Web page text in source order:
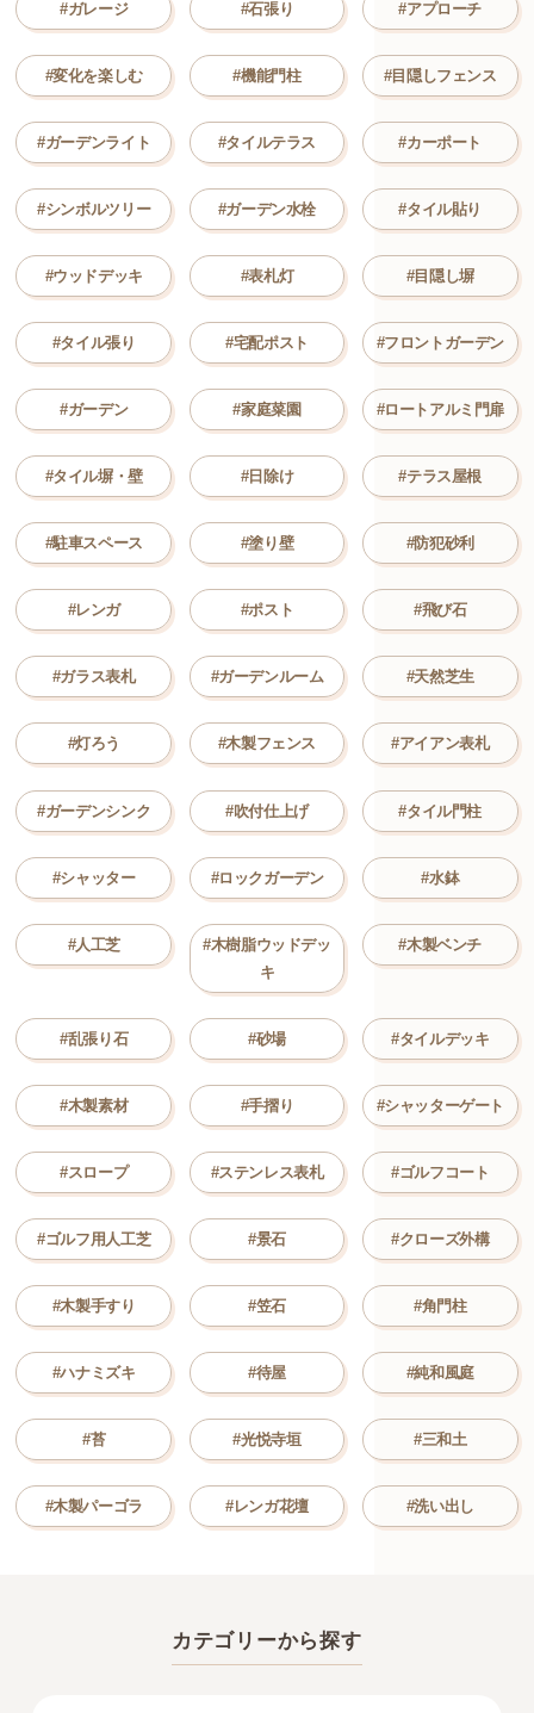
#ガレージ #石張り #アプローチ
#変化を楽しむ #機能門柱 #目隠しフェンス
#ガーデンライト #タイルテラス #カーポート
#シンボルツリー #ガーデン水栓 #タイル貼り
#ウッドデッキ #表札灯 #目隠し塀
#タイル張り #宅配ポスト #フロントガーデン
#ガーデン #家庭菜園 #ロートアルミ門扉
#タイル塀・壁 #日除け #テラス屋根
#駐車スペース #塗り壁 #防犯砂利
#レンガ #ポスト #飛び石
#ガラス表札 #ガーデンルーム #天然芝生
#灯ろう #木製フェンス #アイアン表札
#ガーデンシンク #吹付仕上げ #タイル門柱
#シャッター #ロックガーデン #水鉢
#人工芝
#木樹脂ウッドデッ
キ
#木製ベンチ
#乱張り石 #砂場 #タイルデッキ
#木製素材 #手摺り #シャッターゲート
#スロープ #ステンレス表札 #ゴルフコート
#ゴルフ用人工芝 #景石 #クローズ外構
#木製手すり #笠石 #角門柱
#ハナミズキ #待屋 #純和風庭
#苔 #光悦寺垣 #三和土
#木製パーゴラ #レンガ花壇 #洗い出し
カテゴリーから探す